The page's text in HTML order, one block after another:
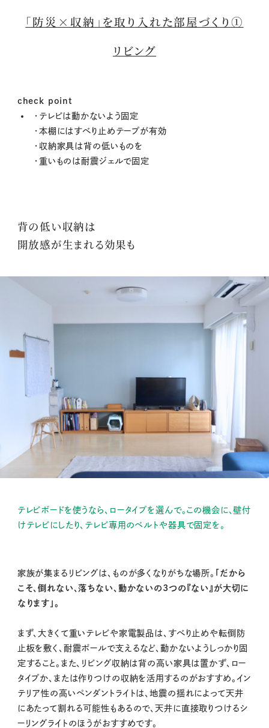
「防災×収納」を取り入れた部屋づくり①
リビング
check point
・テレビは動かないよう固定
・本棚にはすべり止めテープが有効
・収納家具は背の低いものを
・重いものは耐震ジェルで固定
背の低い収納は
開放感が生まれる効果も
テレビボードを使うなら、ロータイプを選んで。この機会に、壁付
けテレビにしたり、テレビ専用のベルトや器具で固定を。
家族が集まるリビングは、ものが多くなりがちな場所。 「だから
こそ、倒れない、落ちない、動かないの3つの『ない』が大切に
なります」。
まず、大きくて重いテレビや家電製品は、すべり止めや転倒防
止板を敷く、耐震ポールで支えるなど、動かないようしっかり固
定すること。また、リビング収納は背の高い家具は置かず、ロー
タイプか、または作りつけの収納を活用するのがおすすめ。イン
テリア性の高いペンダントライトは、地震の揺れによって天井
にあたって割れる可能性もあるので、天井に直接取りつけるシ
ーリングライトのほうがおすすめです。